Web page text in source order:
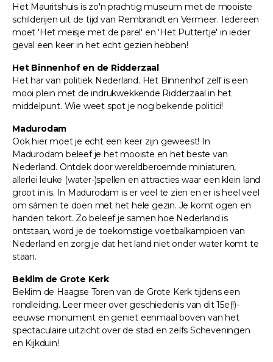
Het Mauritshuis is zo'n prachtig museum met de mooiste
schilderijen uit de tijd van Rembrandt en Vermeer. Iedereen
moet 'Het meisje met de parel' en 'Het Puttertje' in ieder
geval een keer in het echt gezien hebben!
Het Binnenhof en de Ridderzaal
Het har van politiek Nederland. Het Binnenhof zelf is een
mooi plein met de indrukwekkende Ridderzaal in het
middelpunt. Wie weet spot je nog bekende politici!
Madurodam
Ook hier moet je echt een keer zijn geweest! In
Madurodam beleef je het mooiste en het beste van
Nederland. Ontdek door wereldberoemde miniaturen,
allerlei leuke (water-)spellen en attracties waar een klein land
groot in is. In Madurodam is er veel te zien en er is heel veel
om sámen te doen met het hele gezin. Je komt ogen en
handen tekort. Zo beleef je samen hoe Nederland is
ontstaan, word je de toekomstige voetbalkampioen van
Nederland en zorg je dat het land niet onder water komt te
staan.
Beklim de Grote Kerk
Beklim de Haagse Toren van de Grote Kerk tijdens een
rondleiding. Leer meer over geschiedenis van dit 15e(!)-
eeuwse monument en geniet eenmaal boven van het
spectaculaire uitzicht over de stad en zelfs Scheveningen
en Kijkduin!